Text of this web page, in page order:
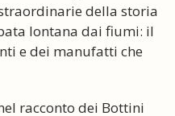
della storia
lontana dai fiumi: il
e dei manufatti che
racconto dei Bottini